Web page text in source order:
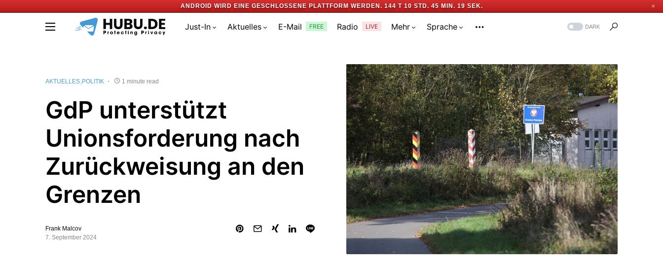
ANDROID WIRD EINE GESCHLOSSENE PLATTFORM WERDEN. 144 T 10 STD. 45 MIN. 18 SEK. ✕
Just-In Aktuelles E-Mail FREE Radio LIVE Mehr Sprache DARK
AKTUELLES POLITIK 1 minute read
GdP unterstützt
Unionsforderung nach
Zurückweisung an den
Grenzen
Frank Malcov
7. September 2024